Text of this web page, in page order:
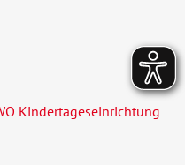
Kindertageseinrichtung